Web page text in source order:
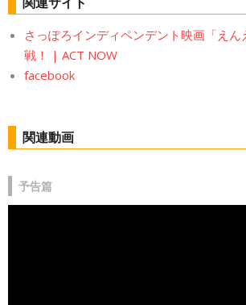
さっぽろインディペンデント映画「え
戦！ | ACT NOW
facebook
関連動画
予告篇